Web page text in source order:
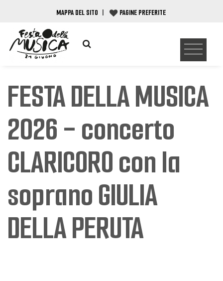
MAPPA DEL SITO | PAGINE PREFERITE
FESTA DELLA MUSICA
2026 - concerto
CLARICORO con la
soprano GIULIA
DELLA PERUTA